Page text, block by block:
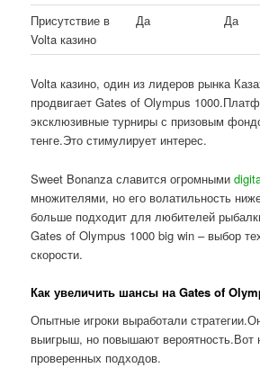
Присутствие в
Volta казино
Да Да
Volta казино, один из лидеров рынка
продвигает Gates of Olympus
эксклюзивные турниры с призовым
тенге.Это стимулирует интерес.
Sweet Bonanza славится огромными
множителями, но его волатильность
больше подходит для любителей
Gates of Olympus 1000 big win – выбор
скорости.
Как увеличить шансы на Gates of
Опытные игроки выработали
выигрыш, но повышают вероятность.Вот
проверенных подходов.